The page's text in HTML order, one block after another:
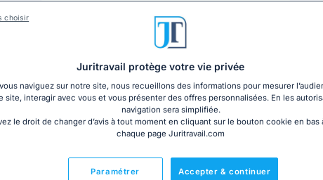
Pas de revalorisation de l'ARE
Aucune majorité n’a pu être
juillet 2026, lors du Conseil
Juritravail protège votre vie privée
naviguez sur notre site, nous recueillons des informations pour mesurer
site, interagir avec vous et vous présenter des offres personnalisées. En les
navigation sera simplifiée.
le droit de changer d’avis à tout moment en cliquant sur le bouton cookie en bas
chaque page Juritravail.com
Accepter & continuer
Paramétrer
choisir